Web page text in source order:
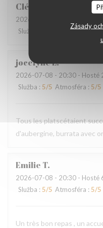
Zásady
Clémentine
2026-07-24
Služba
Atmosféra:5/5
jocelyneL
2026-07-08 - 20:30 - Hosté
Služba : 5/5 Atmosféra : 5/5
Tous les platscétaient
d'aubergine, burrata avec
Emilie T
2026-07-08 - 20:30 - Hosté
Služba : 5/5 Atmosféra : 5/5
Un très bon repas , un